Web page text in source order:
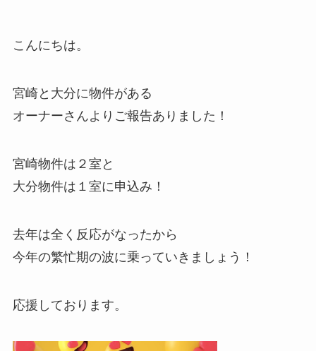
こんにちは。
宮崎と大分に物件がある
オーナーさんよりご報告ありました！
宮崎物件は２室と
大分物件は１室に申込み！
去年は全く反応がなったから
今年の繁忙期の波に乗っていきましょう！
応援しております。